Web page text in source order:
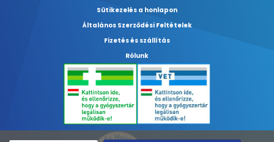
Sütikezelés a honlapon
Általános Szerződési Feltételek
Fizetés és szállítás
Rólunk